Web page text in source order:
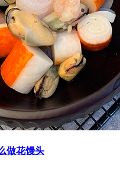
做花馒头